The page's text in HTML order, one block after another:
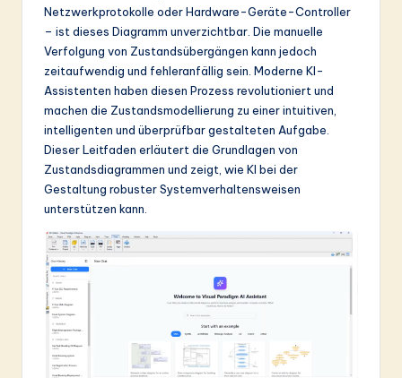
o
ti
o
Netzwerkprotokolle oder Hardware-Geräte-Controller
– ist dieses Diagramm unverzichtbar. Die manuelle
Verfolgung von Zustandsübergängen kann jedoch
zeitaufwendig und fehleranfällig sein. Moderne KI-
Assistenten haben diesen Prozess revolutioniert und
machen die Zustandsmodellierung zu einer intuitiven,
intelligenten und überprüfbar gestalteten Aufgabe.
Dieser Leitfaden erläutert die Grundlagen von
Zustandsdiagrammen und zeigt, wie KI bei der
Gestaltung robuster Systemverhaltensweisen
unterstützen kann.